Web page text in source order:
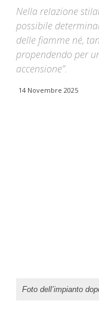
Nella relazione
possibile
delle fiamme né,
propendendo per
accensione”.
14 Novembre 2025
Foto dell’impianto